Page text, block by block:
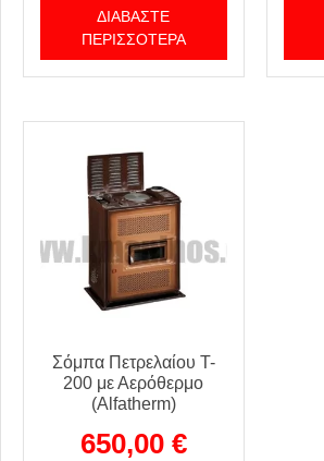
ΔΙΑΒΆΣΤΕ
ΠΕΡΙΣΣΌΤΕΡΑ
Σόμπα Πετρελαίου T-
200 με Αερόθερμο
(Alfatherm)
650,00 €